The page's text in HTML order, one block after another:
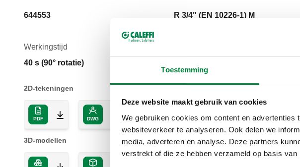
Toestemming
Deze website maakt gebruik van cookies
We gebruiken cookies om content en
websiteverkeer te analyseren. Ook delen we
media, adverteren en analyse. Deze partners
verstrekt of die ze hebben verzameld op basis
644553 R 3/4" (EN 10226-1) M
Werkingstijd
40 s (90° rotatie)
2D-tekeningen
PDF DWG DXF
3D-modellen